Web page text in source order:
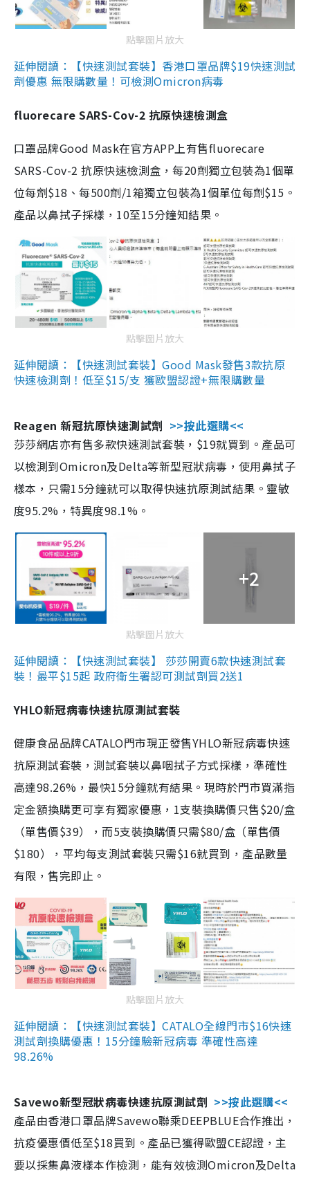
點擊圖片放大
延伸閱讀：【快速測試套裝】香港口罩品牌$19快速測試
劑優惠 無限購數量！可檢測Omicron病毒
fluorecare SARS-Cov-2 抗原快速檢測盒
口罩品牌Good Mask在官方APP上有售fluorecare
SARS-Cov-2 抗原快速檢測盒，每20劑獨立包裝為1個單
位每劑$18、每500劑/1箱獨立包裝為1個單位每劑$15。
產品以鼻拭子採樣，10至15分鐘知結果。
點擊圖片放大
延伸閱讀：【快速測試套裝】Good Mask發售3款抗原
快速檢測劑！低至$15/支 獲歐盟認證+無限購數量
Reagen 新冠抗原快速測試劑 >>按此選購<<
莎莎網店亦有售多款快速測試套裝，$19就買到。產品可
以檢測到Omicron及Delta等新型冠狀病毒，使用鼻拭子
樣本，只需15分鐘就可以取得快速抗原測試結果。靈敏
度95.2%，特異度98.1%。
+2
點擊圖片放大
延伸閱讀：【快速測試套裝】 莎莎開賣6款快速測試套
裝！最平$15起 政府衛生署認可測試劑買2送1
YHLO新冠病毒快速抗原測試套裝
健康食品品牌CATALO門市現正發售YHLO新冠病毒快速
抗原測試套裝，測試套裝以鼻咽拭子方式採樣，準確性
高達98.26%，最快15分鐘就有結果。現時於門市買滿指
定金額換購更可享有獨家優惠，1支裝換購價只售$20/盒
（單售價$39），而5支裝換購價只需$80/盒（單售價
$180），平均每支測試套裝只需$16就買到，產品數量
有限，售完即止。
點擊圖片放大
延伸閱讀：【快速測試套裝】CATALO全線門市$16快速
測試劑換購優惠！15分鐘驗新冠病毒 準確性高達
98.26%
Savewo新型冠狀病毒快速抗原測試劑 >>按此選購<<
產品由香港口罩品牌Savewo聯乘DEEPBLUE合作推出，
抗疫優惠價低至$18買到。產品已獲得歐盟CE認證，主
要以採集鼻液樣本作檢測，能有效檢測Omicron及Delta